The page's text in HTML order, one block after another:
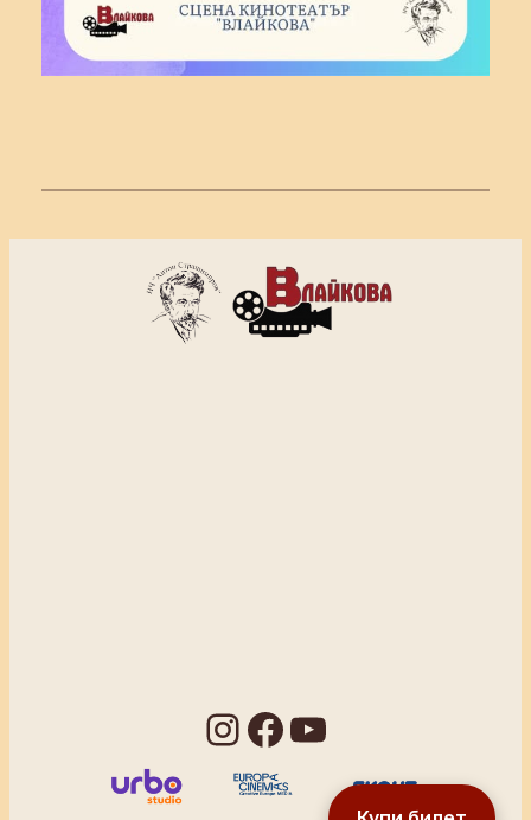
Instagram
Facebook
YouTube